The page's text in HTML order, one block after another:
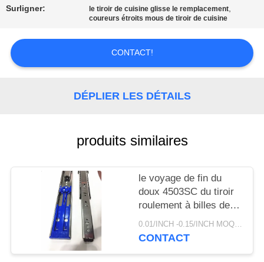
CONTACTEZ-
NOUVELLES
PRIVACY
POLICY
Surligner: le tiroir de cuisine glisse le remplacement,
coureurs étroits mous de tiroir de cuisine
CONTACT!
DÉPLIER LES DÉTAILS
produits similaires
le voyage de fin du
doux 4503SC du tiroir
roulement à billes de
52mm diapositive 45
kilogrammes de
0.01/INCH -0.15/INCH MOQ:paire de 1000
CONTACT